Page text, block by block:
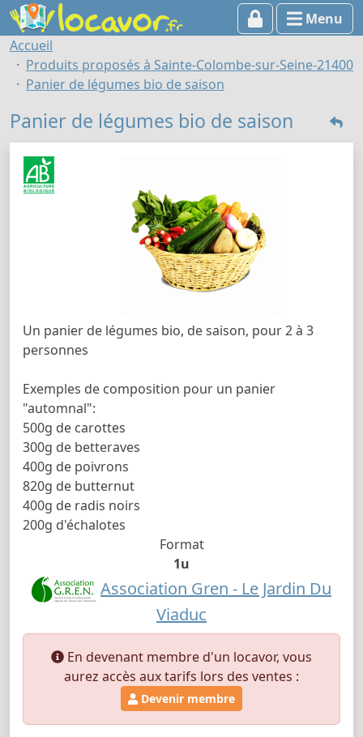
Menu
Accueil
Produits proposés à Sainte-Colombe-sur-Seine-21400
Panier de légumes bio de saison
Panier de légumes bio de saison
Un panier de légumes bio, de saison, pour 2 à 3
personnes
Exemples de composition pour un panier
"automnal":
500g de carottes
300g de betteraves
400g de poivrons
820g de butternut
400g de radis noirs
200g d'échalotes
Format
1u
Association Gren - Le Jardin Du
Viaduc
En devenant membre d'un locavor, vous
aurez accès aux tarifs lors des ventes :
Devenir membre